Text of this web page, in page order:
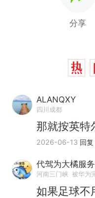
分享
ALANQXY
四川成都
那就按英特
2026-06-13 回复
代驾为大橘服务
河南三门峡 被华为
如果足球不